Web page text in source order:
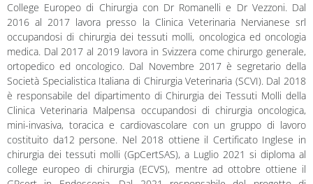
College Europeo di Chirurgia con Dr Romanelli e Dr Vezzoni. Dal
2016 al 2017 lavora presso la Clinica Veterinaria Nervianese srl
occupandosi di chirurgia dei tessuti molli, oncologica ed oncologia
medica. Dal 2017 al 2019 lavora in Svizzera come chirurgo generale,
ortopedico ed oncologico. Dal Novembre 2017 è segretario della
Società Specialistica Italiana di Chirurgia Veterinaria (SCVI). Dal 2018
è responsabile del dipartimento di Chirurgia dei Tessuti Molli della
Clinica Veterinaria Malpensa occupandosi di chirurgia oncologica,
mini-invasiva, toracica e cardiovascolare con un gruppo di lavoro
costituito da12 persone. Nel 2018 ottiene il Certificato Inglese in
chirurgia dei tessuti molli (GpCertSAS), a Luglio 2021 si diploma al
college europeo di chirurgia (ECVS), mentre ad ottobre ottiene il